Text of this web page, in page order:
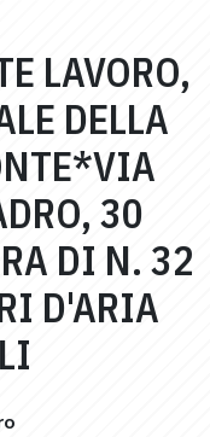
LAVORO,
DELLA
30
DI N. 32
D'ARIA